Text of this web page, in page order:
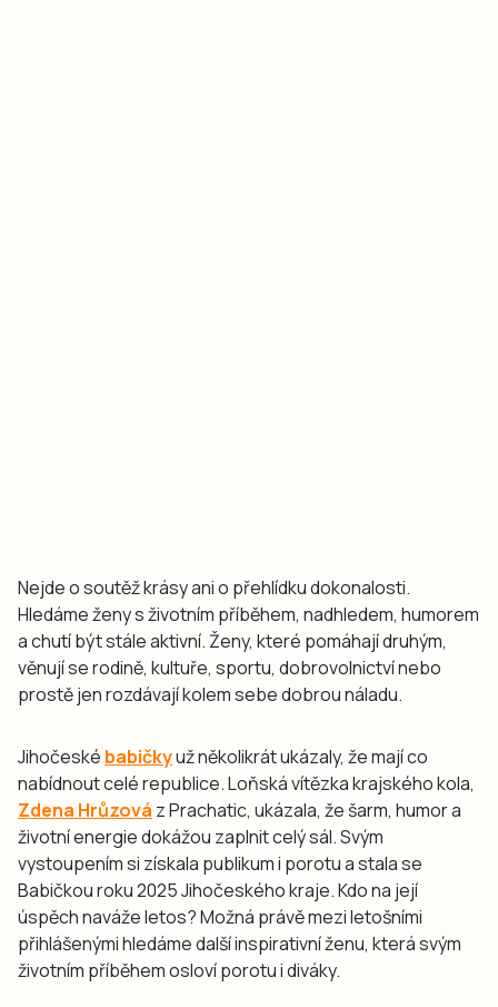
Nejde o soutěž krásy ani o přehlídku dokonalosti.
Hledáme ženy s životním příběhem, nadhledem, humorem
a chutí být stále aktivní. Ženy, které pomáhají druhým,
věnují se rodině, kultuře, sportu, dobrovolnictví nebo
prostě jen rozdávají kolem sebe dobrou náladu.
Jihočeské babičkyuž několikrát ukázaly, že mají co
nabídnout celé republice. Loňská vítězka krajského kola,
Zdena Hrůzová z Prachatic, ukázala, že šarm, humor a
životní energie dokážou zaplnit celý sál. Svým
vystoupením si získala publikum i porotu a stala se
Babičkou roku 2025 Jihočeského kraje. Kdo na její
úspěch naváže letos? Možná právě mezi letošními
přihlášenými hledáme další inspirativní ženu, která svým
životním příběhem osloví porotu i diváky.